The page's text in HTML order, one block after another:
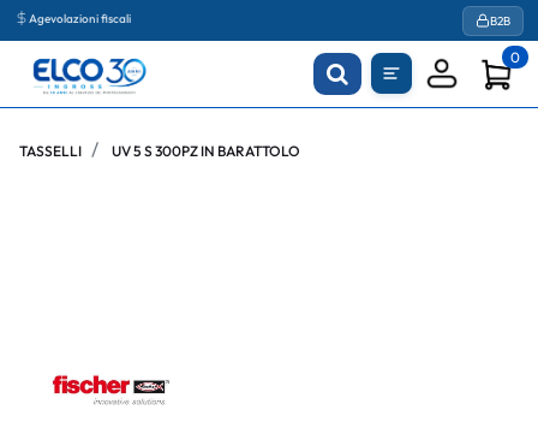
Agevolazioni fiscali B2B
0
TASSELLI UV 5 S 300PZ IN BARATTOLO